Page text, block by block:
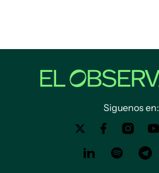
Siguenos en: